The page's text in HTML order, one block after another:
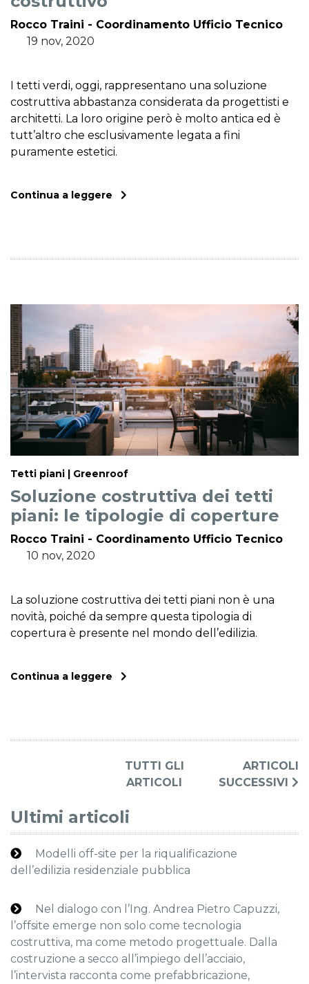
Rocco Traini - Coordinamento Ufficio Tecnico
19 nov, 2020
I tetti verdi, oggi, rappresentano una soluzione
costruttiva abbastanza considerata da progettisti e
architetti. La loro origine però è molto antica ed è
tutt’altro che esclusivamente legata a fini
puramente estetici.
Continua a leggere
Tetti piani | Greenroof
Soluzione costruttiva dei tetti
piani: le tipologie di coperture
Rocco Traini - Coordinamento Ufficio Tecnico
10 nov, 2020
La soluzione costruttiva dei tetti piani non è una
novità, poiché da sempre questa tipologia di
copertura è presente nel mondo dell’edilizia.
Continua a leggere
TUTTI GLI
ARTICOLI
ARTICOLI
SUCCESSIVI
Ultimi articoli
Modelli off-site per la riqualificazione
dell’edilizia residenziale pubblica
Nel dialogo con l’Ing. Andrea Pietro Capuzzi,
l’offsite emerge non solo come tecnologia
costruttiva, ma come metodo progettuale. Dalla
costruzione a secco all’impiego dell’acciaio,
l’intervista racconta come prefabbricazione,